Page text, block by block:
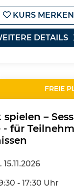
KURS MERKEN
DETAILS
FREIE
–
- für
15.11.2026
- 17:30 Uhr